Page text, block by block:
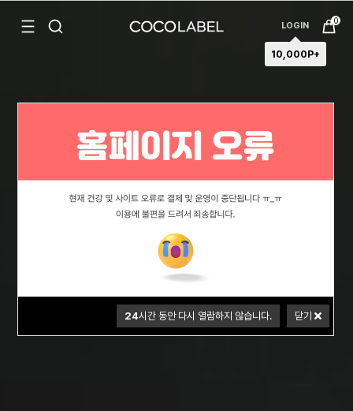
LOGIN
10,000P+
0
24시간 동안 다시 열람하지 않습니다. 닫기
상세 리뷰